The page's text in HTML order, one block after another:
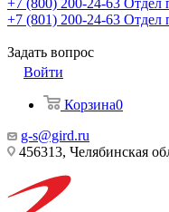
+7 (800) 200-24-63 Отдел
+7 (801) 200-24-63 Отдел
Задать вопрос
Войти
Корзина0
g-s@gird.ru
456313, Челябинская